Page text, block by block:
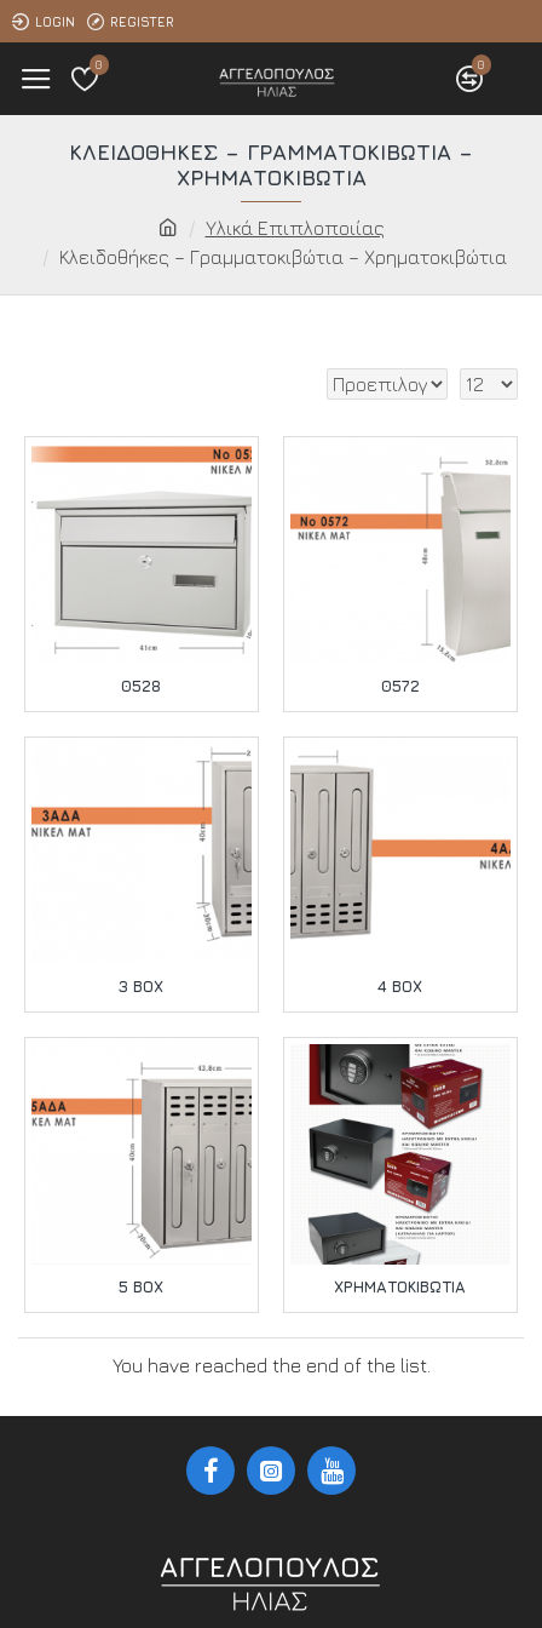
LOGIN REGISTER
0 0
Υλικά Επιπλοποιίας
Κλειδοθήκες – Γραμματοκιβώτια – Χρηματοκιβώτια
ΚΛΕΙΔΟΘΉΚΕΣ – ΓΡΑΜΜΑΤΟΚΙΒΏΤΙΑ –
ΧΡΗΜΑΤΟΚΙΒΏΤΙΑ
0528 0572
3 ΒΟΧ 4 ΒΟΧ
5 ΒΟΧ ΧΡΗΜΑΤΟΚΙΒΏΤΙΑ
You have reached the end of the list.